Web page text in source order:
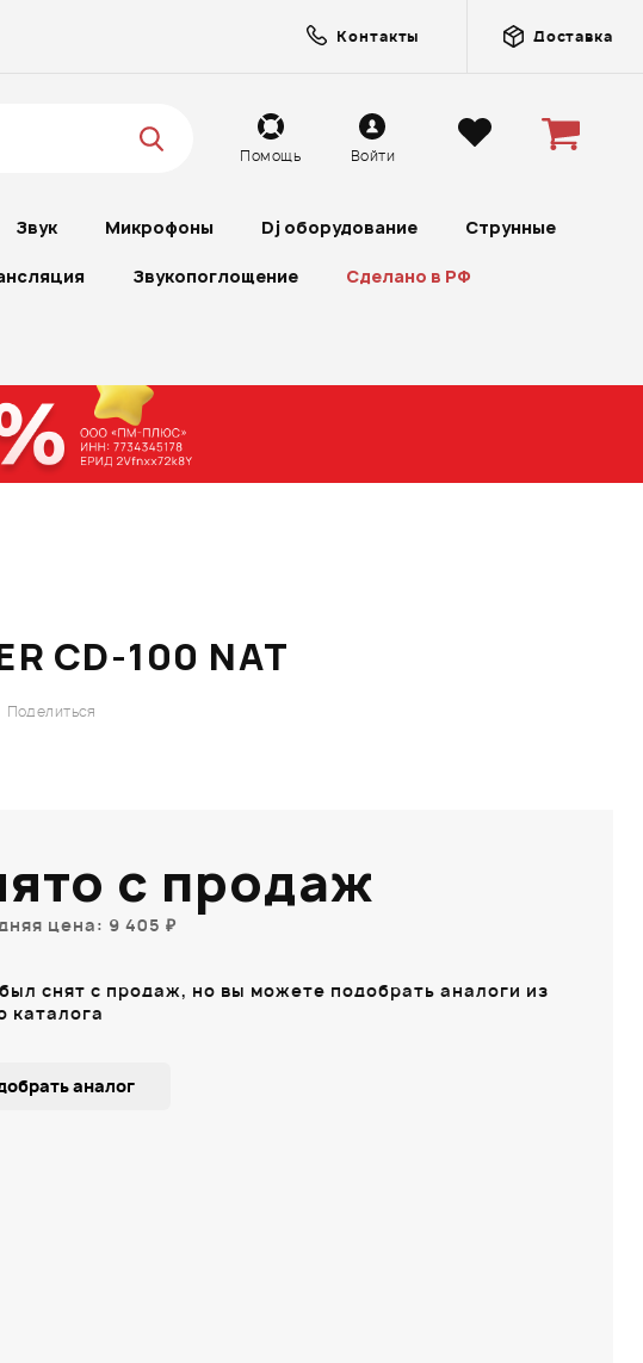
Контакты Доставка
Помощь Войти
Звук Микрофоны Dj оборудование Струнные
Звукопоглощение Сделано в РФ
CD-100 NAT
Поделиться
с продаж
цена: 9 405 ₽
снят с продаж, но вы можете подобрать аналоги из
каталога
аналог